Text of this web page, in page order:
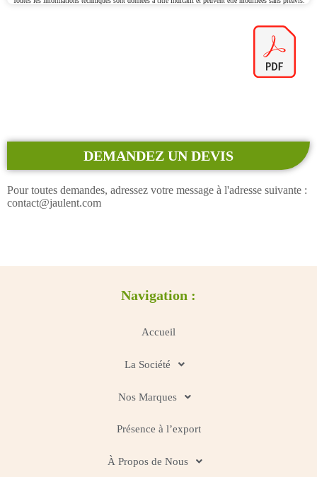
DEMANDEZ UN DEVIS
Pour toutes demandes, adressez votre message à l'adresse suivante :
contact@jaulent.com
Navigation :
Accueil
La Société
Nos Marques
Présence à l’export
À Propos de Nous